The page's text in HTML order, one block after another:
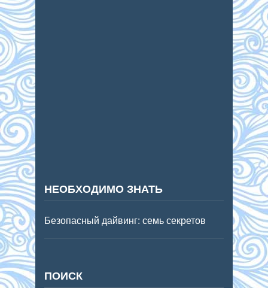
НЕОБХОДИМО ЗНАТЬ
Безопасный дайвинг: семь секретов
ПОИСК